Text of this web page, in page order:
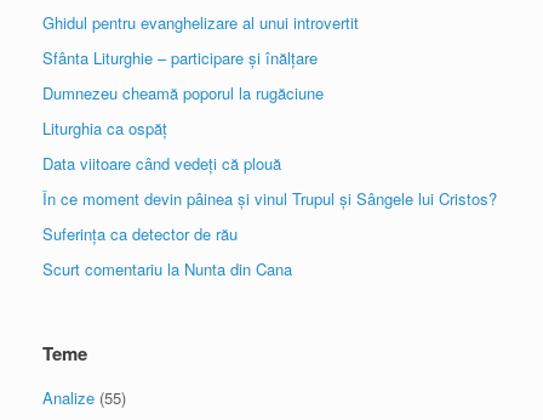
Ghidul pentru evanghelizare al unui introvertit
Sfânta Liturghie – participare și înălțare
Dumnezeu cheamă poporul la rugăciune
Liturghia ca ospăț
Data viitoare când vedeți că plouă
În ce moment devin pâinea și vinul Trupul și Sângele lui Cristos?
Suferința ca detector de rău
Scurt comentariu la Nunta din Cana
Teme
Analize (55)